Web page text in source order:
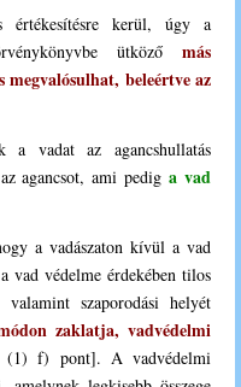
értékesítésre kerül, úgy a
ütköző
más
megvalósulhat, beleértve az
a vadat az agancshullatás
agancsot, ami pedig a vad
a vadászaton kívül a vad
vad védelme érdekében tilos
szaporodási helyét
zaklatja, vadvédelmi
f) pont]. A vadvédelmi